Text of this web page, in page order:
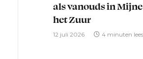
als vanouds in
het Zuur
12 juli 2026 4 minuten